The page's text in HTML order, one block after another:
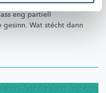
eng partiell
gesinn. Wat stécht dann